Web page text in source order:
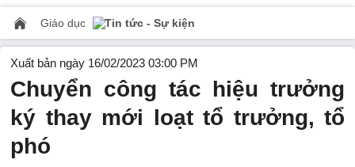
Giáo dục Tin tức - Sự kiện
Xuất bản ngày 16/02/2023 03:00 PM
Chuyển công tác hiệu trưởng
ký thay mới loạt tổ trưởng, tổ
phó